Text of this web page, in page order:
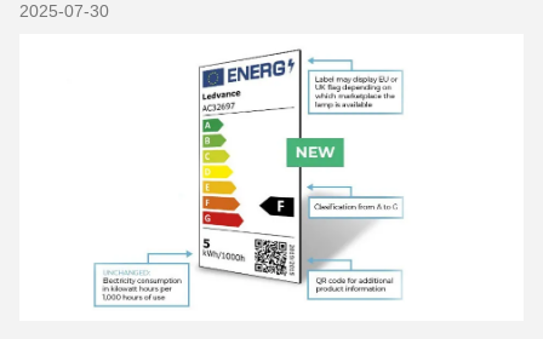
2025-07-30